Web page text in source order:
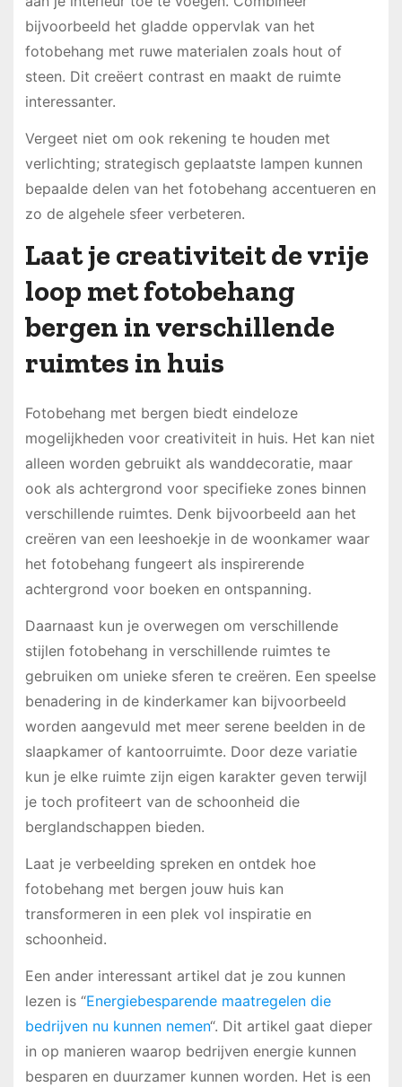
bijvoorbeeld het gladde oppervlak van het
fotobehang met ruwe materialen zoals hout of
steen. Dit creëert contrast en maakt de ruimte
interessanter.
Vergeet niet om ook rekening te houden met
verlichting; strategisch geplaatste lampen kunnen
bepaalde delen van het fotobehang accentueren en
zo de algehele sfeer verbeteren.
Laat je creativiteit de vrije
loop met fotobehang
bergen in verschillende
ruimtes in huis
Fotobehang met bergen biedt eindeloze
mogelijkheden voor creativiteit in huis. Het kan niet
alleen worden gebruikt als wanddecoratie, maar
ook als achtergrond voor specifieke zones binnen
verschillende ruimtes. Denk bijvoorbeeld aan het
creëren van een leeshoekje in de woonkamer waar
het fotobehang fungeert als inspirerende
achtergrond voor boeken en ontspanning.
Daarnaast kun je overwegen om verschillende
stijlen fotobehang in verschillende ruimtes te
gebruiken om unieke sferen te creëren. Een speelse
benadering in de kinderkamer kan bijvoorbeeld
worden aangevuld met meer serene beelden in de
slaapkamer of kantoorruimte. Door deze variatie
kun je elke ruimte zijn eigen karakter geven terwijl
je toch profiteert van de schoonheid die
berglandschappen bieden.
Laat je verbeelding spreken en ontdek hoe
fotobehang met bergen jouw huis kan
transformeren in een plek vol inspiratie en
schoonheid.
Een ander interessant artikel dat je zou kunnen
lezen is “Energiebesparende maatregelen die
bedrijven nu kunnen nemen“. Dit artikel gaat dieper
in op manieren waarop bedrijven energie kunnen
besparen en duurzamer kunnen worden. Het is een